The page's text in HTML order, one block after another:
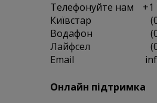
Телефонуйте нам
+1
Київстар
Водафон
Лайфсел
Email
Онлайн підтримка